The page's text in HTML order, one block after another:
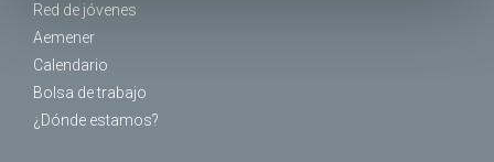
Red de jóvenes
Aemener
Calendario
Bolsa de trabajo
¿Dónde estamos?